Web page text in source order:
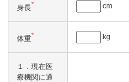
身長* cm
体重* kg
１．現在医
療機関に通